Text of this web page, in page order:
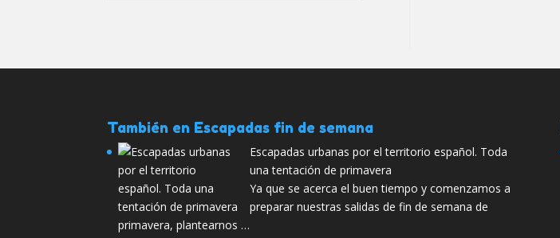
También en Escapadas fin de semana
Escapadas urbanas por el territorio español. Toda
una tentación de primavera
Ya que se acerca el buen tiempo y comenzamos a
preparar nuestras salidas de fin de semana de
primavera, plantearnos …